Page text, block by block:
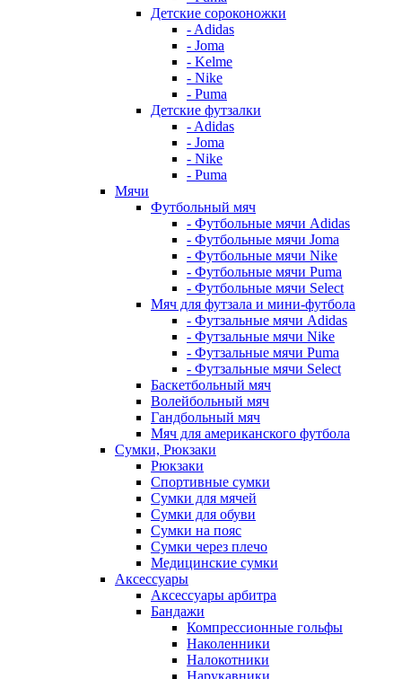
Детские сороконожки
- Adidas
- Joma
- Kelme
- Nike
- Puma
Детские футзалки
- Adidas
- Joma
- Nike
- Puma
Мячи
Футбольный мяч
- Футбольные мячи Adidas
- Футбольные мячи Joma
- Футбольные мячи Nike
- Футбольные мячи Puma
- Футбольные мячи Select
Мяч для футзала и мини-футбола
- Футзальные мячи Adidas
- Футзальные мячи Nike
- Футзальные мячи Puma
- Футзальные мячи Select
Баскетбольный мяч
Волейбольный мяч
Гандбольный мяч
Мяч для американского футбола
Сумки, Рюкзаки
Рюкзаки
Спортивные сумки
Сумки для мячей
Сумки для обуви
Сумки на пояс
Сумки через плечо
Медицинские сумки
Аксессуары
Аксессуары арбитра
Бандажи
Компрессионные гольфы
Наколенники
Налокотники
Нарукавники